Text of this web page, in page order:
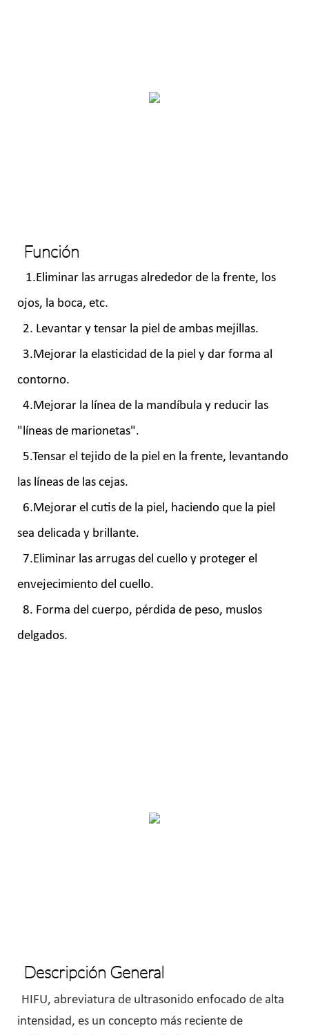
Función
1.Eliminar las arrugas alrededor de la frente, los
ojos, la boca, etc.
2. Levantar y tensar la piel de ambas mejillas.
3.Mejorar la elasticidad de la piel y dar forma al
contorno.
4.Mejorar la línea de la mandíbula y reducir las
"líneas de marionetas".
5.Tensar el tejido de la piel en la frente, levantando
las líneas de las cejas.
6.Mejorar el cutis de la piel, haciendo que la piel
sea delicada y brillante.
7.Eliminar las arrugas del cuello y proteger el
envejecimiento del cuello.
8. Forma del cuerpo, pérdida de peso, muslos
delgados.
Descripción General
HIFU, abreviatura de ultrasonido enfocado de alta
intensidad, es un concepto más reciente de